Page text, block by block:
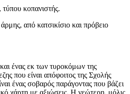
κοπανιστής.
από κατσικίσιο και πρόβειο
ένας εκ των τυροκόμων της
που είναι απόφοιτος της Σχολής
ένας σοβαρός παράγοντας που βάζει
χάρτη με αξιώσεις. Η νεώτερη, μόλις